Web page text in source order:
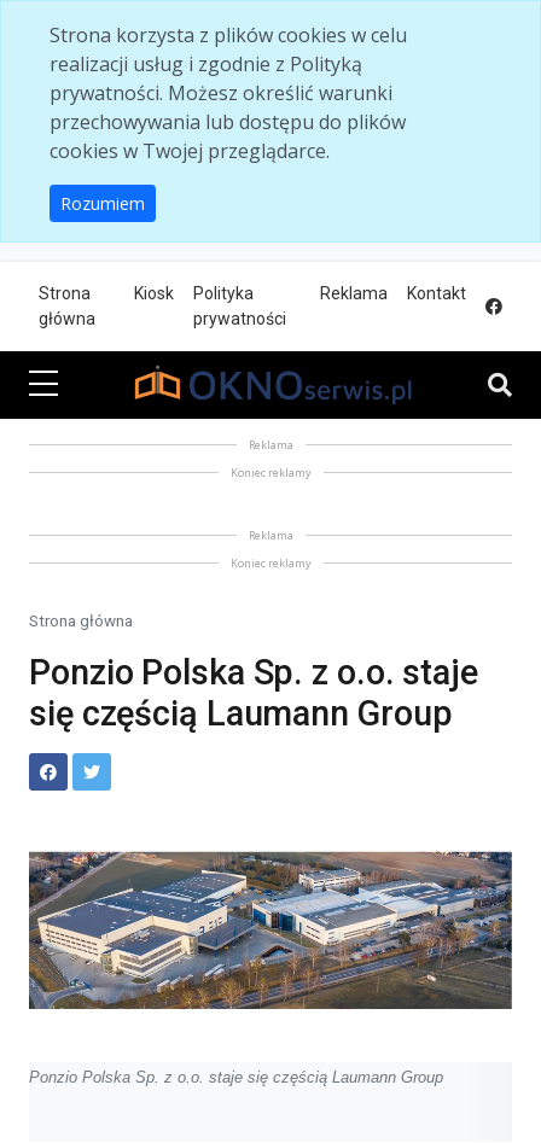
Strona korzysta z plików cookies w celu
realizacji usług i zgodnie z Polityką
prywatności. Możesz określić warunki
przechowywania lub dostępu do plików
cookies w Twojej przeglądarce.
Rozumiem
Strona
główna
Kiosk
Polityka
prywatności
Reklama Kontakt
Reklama
Koniec reklamy
Reklama
Koniec reklamy
Strona główna
Ponzio Polska Sp. z o.o. staje
się częścią Laumann Group
Ponzio Polska Sp. z o.o. staje się częścią Laumann Group